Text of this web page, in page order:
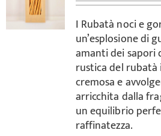
I Rubatà noci e
un’esplosione di
amanti dei sapori
rustica del
cremosa e
arricchita dalla
un equilibrio
raffinatezza.